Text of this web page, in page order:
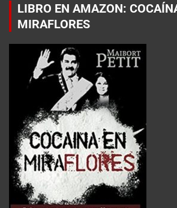
LIBRO EN AMAZON:
MIRAFLORES